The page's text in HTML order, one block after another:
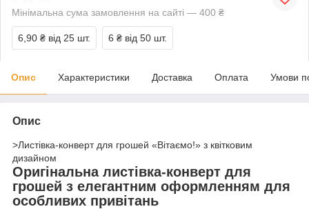
Мінімальна сума замовлення на сайті — 400 ₴
6,90 ₴ від 25 шт. 6 ₴ від 50 шт.
Опис Характеристики Доставка Оплата Умови
Опис
>Листівка-конверт для грошей «Вітаємо!» з квітковим
дизайном
Оригінальна листівка-конверт для
грошей з елегантним оформленням для
особливих привітань